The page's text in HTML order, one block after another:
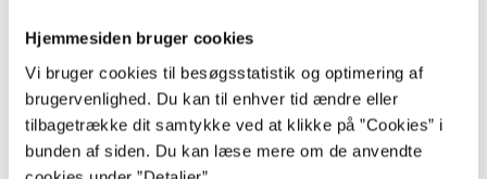
Hjemmesiden bruger cookies
Vi bruger cookies til besøgsstatistik og optimering af
brugervenlighed. Du kan til enhver tid ændre eller
tilbagetrække dit samtykke ved at klikke på ”Cookies” i
bunden af siden. Du kan læse mere om de anvendte
Artikler
Alle registrerede artikler fordelt på udgivelser